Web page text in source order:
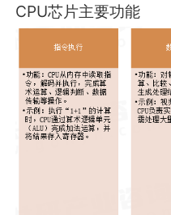
CPU芯片主要功能